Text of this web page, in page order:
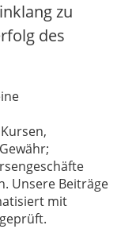
zu
des
Unsere Beiträge
mit